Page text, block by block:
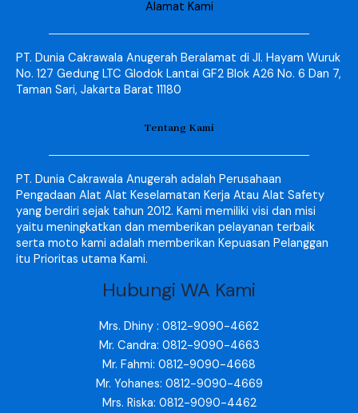
Alamat Kami
PT. Dunia Cakrawala Anugerah Beralamat di Jl. Hayam Wuruk
No. 127 Gedung LTC Glodok Lantai GF2 Blok A26 No. 6 Dan 7,
Taman Sari, Jakarta Barat 11180
Tentang Kami
PT. Dunia Cakrawala Anugerah adalah Perusahaan
Pengadaan Alat Alat Keselamatan Kerja Atau Alat Safety
yang berdiri sejak tahun 2012. Kami memiliki visi dan misi
yaitu meningkatkan dan memberikan pelayanan terbaik
serta moto kami adalah memberikan Kepuasan Pelanggan
itu Prioritas utama Kami.
Hubungi WA Kami
Mrs. Dhiny : 0812-9090-4662
Mr. Candra: 0812-9090-4663
Mr. Fahmi: 0812-9090-4668
Mr. Yohanes: 0812-9090-4669
Mrs. Riska: 0812-9090-4462